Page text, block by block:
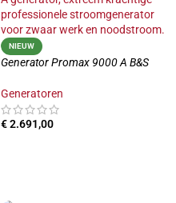
NIEUW
Generator Promax 9000 A B&S
Generatoren
€2.691,00